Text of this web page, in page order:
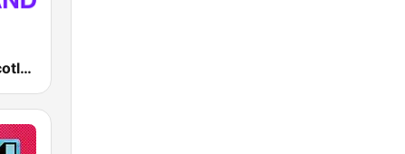
BBC Radio Scotland